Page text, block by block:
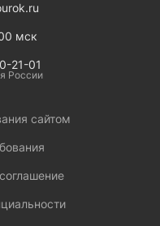
мск
21-01
России
сайтом